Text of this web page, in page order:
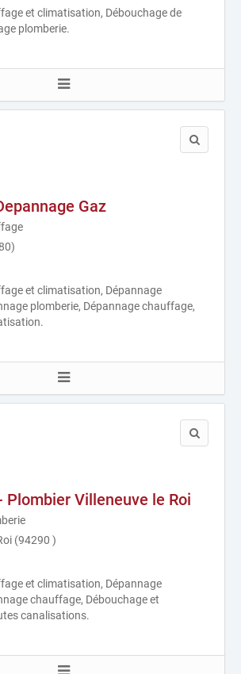
et climatisation, Débouchage de
plomberie.
Gaz
et climatisation, Dépannage
plomberie, Dépannage chauffage,
Plombier Villeneuve le Roi
(94290 )
et climatisation, Dépannage
chauffage, Débouchage et
canalisations.